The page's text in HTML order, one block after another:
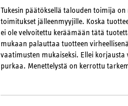
Tukesin päätöksellä talouden toimija
toimitukset jälleenmyyjille. Koska
ei ole velvoitettu keräämään tätä
mukaan palauttaa tuotteen
vaatimusten mukaiseksi. Ellei
purkaa. Menettelystä on kerrottu